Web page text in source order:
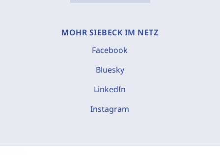
MOHR SIEBECK IM NETZ
Facebook
Bluesky
LinkedIn
Instagram